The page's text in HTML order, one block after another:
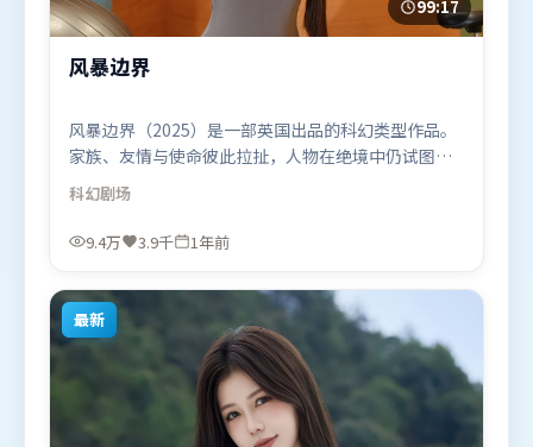
99:17
风暴边界
风暴边界（2025）是一部英国出品的科幻类型作品。
家族、友情与使命彼此拉扯，人物在绝境中仍试图守
住心中微光。人物关系网复杂却不凌乱，每场对手戏
都推动信息增量。由吕克·贝松执导，全智贤、基里
安·墨菲、梁朝伟，马东锡等联袂出演。影片于2025
幻题材的观众观看。
科幻剧场
9.4万 3.9千 1年前
最新